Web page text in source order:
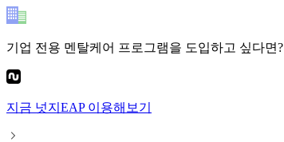
기업 전용 멘탈케어 프로그램을 도입하고 싶다면?
지금 넛지EAP이용해보기